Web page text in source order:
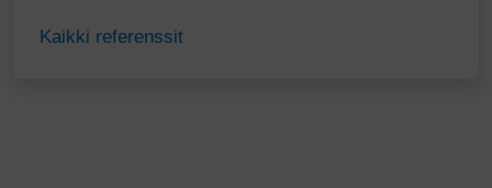
Kaikki referenssit